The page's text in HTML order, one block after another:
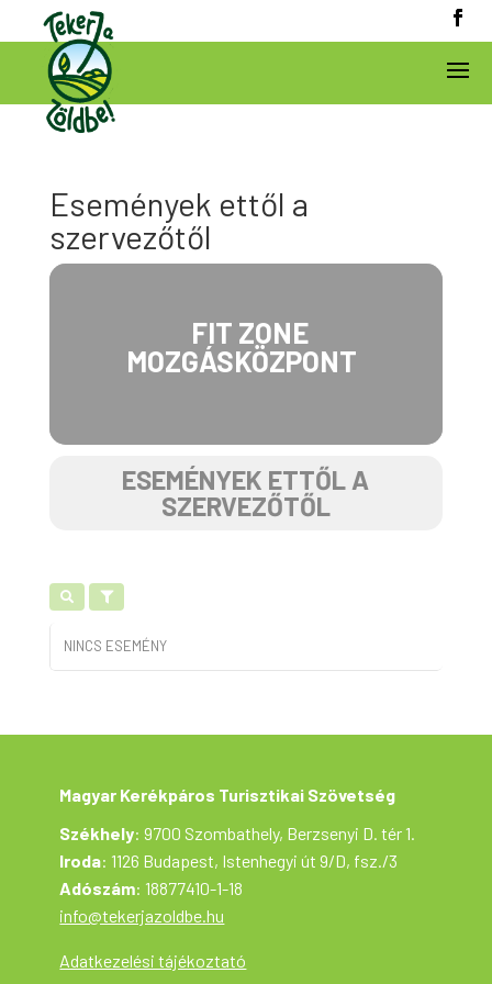
Események ettől a
szervezőtől
FIT ZONE
MOZGÁSKÖZPONT
ESEMÉNYEK ETTŐL A
SZERVEZŐTŐL
NINCS ESEMÉNY
Magyar Kerékpáros Turisztikai Szövetség
Székhely: 9700 Szombathely, Berzsenyi D. tér 1.
Iroda: 1126 Budapest, Istenhegyi út 9/D, fsz./3
Adószám: 18877410-1-18
info@tekerjazoldbe.hu
Adatkezelési tájékoztató